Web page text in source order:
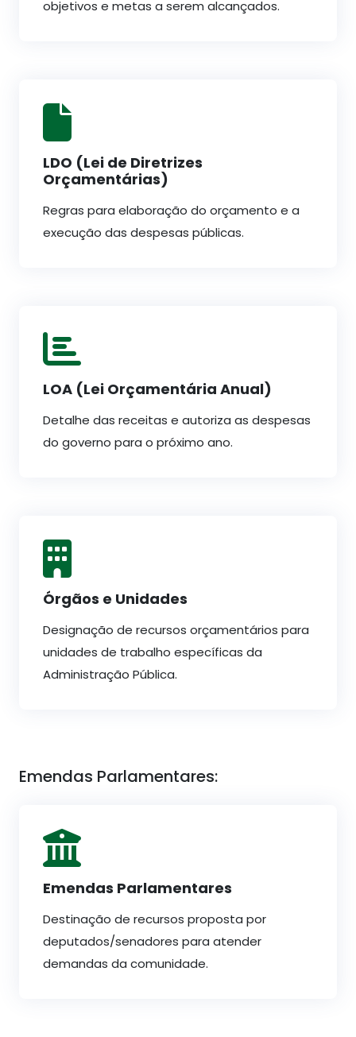
objetivos e metas a serem alcançados.
LDO (Lei de Diretrizes
Orçamentárias)
Regras para elaboração do orçamento e a
execução das despesas públicas.
LOA (Lei Orçamentária Anual)
Detalhe das receitas e autoriza as despesas
do governo para o próximo ano.
Órgãos e Unidades
Designação de recursos orçamentários para
unidades de trabalho específicas da
Administração Pública.
Emendas Parlamentares:
Emendas Parlamentares
Destinação de recursos proposta por
deputados/senadores para atender
demandas da comunidade.